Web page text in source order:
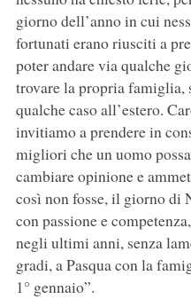
giorno dell’anno in cui
fortunati erano riusciti a
poter andare via qualche
trovare la propria famiglia,
qualche caso all’estero.
invitiamo a prendere in
migliori che un uomo
cambiare opinione e
così non fosse, il giorno di
con passione e
negli ultimi anni, senza
gradi, a Pasqua con la
1° gennaio”.